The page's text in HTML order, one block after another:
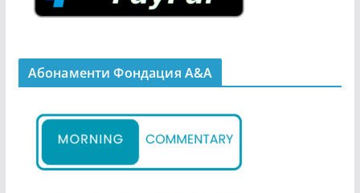
Абонаменти Фондация А&A